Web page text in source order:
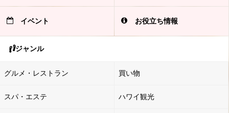
イベント お役立ち情報
ジャンル
グルメ・レストラン 買い物
スパ・エステ ハワイ観光